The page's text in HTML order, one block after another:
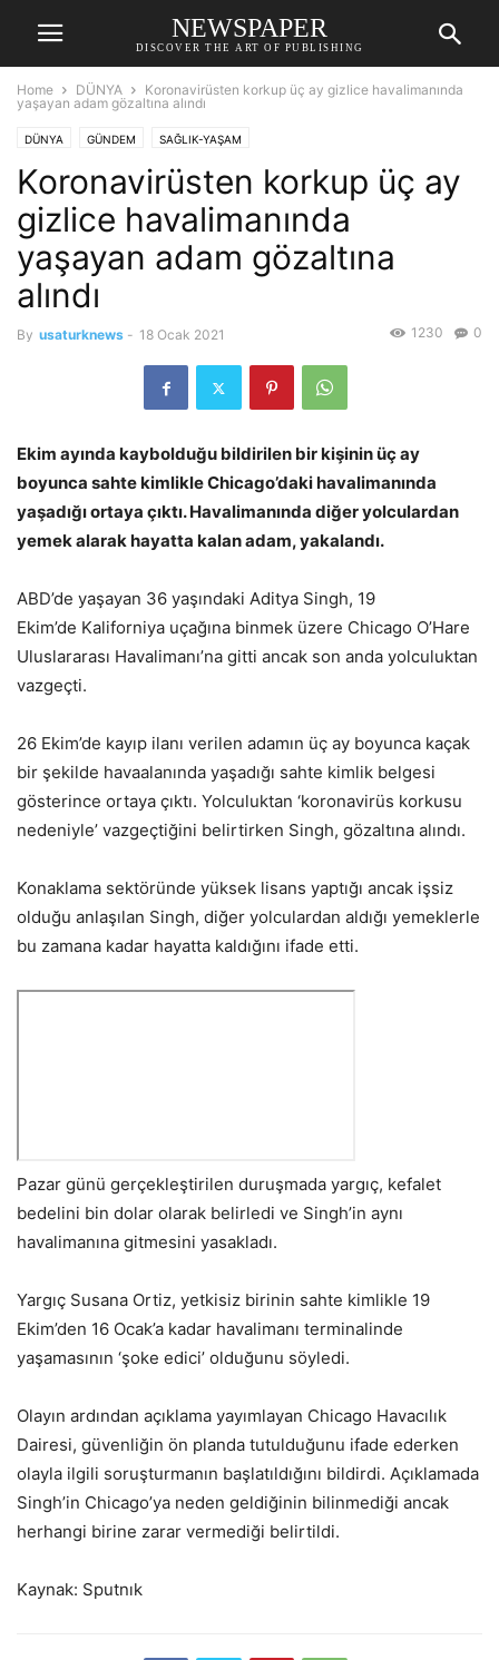
NEWSPAPER
DISCOVER THE ART OF PUBLISHING
Home DÜNYA
Koronavirüsten korkup üç ay gizlice havalimanında
yaşayan adam gözaltına alındı
DÜNYA GÜNDEM SAĞLIK-YAŞAM
Koronavirüsten korkup üç ay
gizlice havalimanında
yaşayan adam gözaltına
alındı
By usaturknews - 18 Ocak 2021 0
1230
Ekim ayında kaybolduğu bildirilen bir kişinin üç ay
boyunca sahte kimlikle Chicago’daki havalimanında
yaşadığı ortaya çıktı. Havalimanında diğer yolculardan
yemek alarak hayatta kalan adam, yakalandı.
ABD’de yaşayan 36 yaşındaki Aditya Singh, 19
Ekim’de Kaliforniya uçağına binmek üzere Chicago O’Hare
Uluslararası Havalimanı’na gitti ancak son anda yolculuktan
vazgeçti.
26 Ekim’de kayıp ilanı verilen adamın üç ay boyunca kaçak
bir şekilde havaalanında yaşadığı sahte kimlik belgesi
gösterince ortaya çıktı. Yolculuktan ‘koronavirüs korkusu
nedeniyle’ vazgeçtiğini belirtirken Singh, gözaltına alındı.
Konaklama sektöründe yüksek lisans yaptığı ancak işsiz
olduğu anlaşılan Singh, diğer yolculardan aldığı yemeklerle
bu zamana kadar hayatta kaldığını ifade etti.
​Pazar günü gerçekleştirilen duruşmada yargıç, kefalet
bedelini bin dolar olarak belirledi ve Singh’in aynı
havalimanına gitmesini yasakladı.
Yargıç Susana Ortiz, yetkisiz birinin sahte kimlikle 19
Ekim’den 16 Ocak’a kadar havalimanı terminalinde
yaşamasının ‘şoke edici’ olduğunu söyledi.
Olayın ardından açıklama yayımlayan Chicago Havacılık
Dairesi, güvenliğin ön planda tutulduğunu ifade ederken
olayla ilgili soruşturmanın başlatıldığını bildirdi. Açıklamada
Singh’in Chicago’ya neden geldiğinin bilinmediği ancak
herhangi birine zarar vermediği belirtildi.
Kaynak: Sputnık